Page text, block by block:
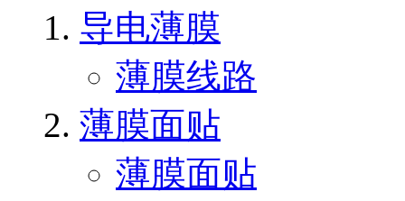
导电薄膜
薄膜线路
薄膜面贴
薄膜面贴